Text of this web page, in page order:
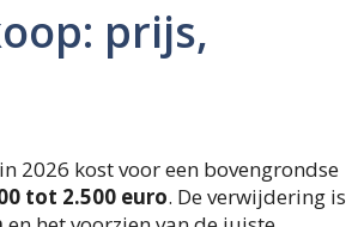
prijs,
2026 kost voor een bovengrondse
tot 2.500 euro. De verwijdering is